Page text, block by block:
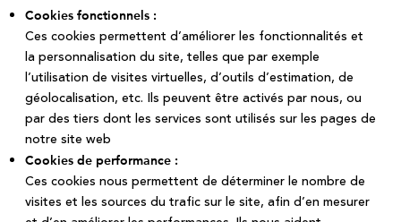
Cookies fonctionnels :
Ces cookies permettent d’améliorer les fonctionnalités et
la personnalisation du site, telles que par exemple
l’utilisation de visites virtuelles, d’outils d’estimation, de
géolocalisation, etc. Ils peuvent être activés par nous, ou
par des tiers dont les services sont utilisés sur les pages de
notre site web
Cookies de performance :
Ces cookies nous permettent de déterminer le nombre de
visites et les sources du trafic sur le site, afin d’en mesurer